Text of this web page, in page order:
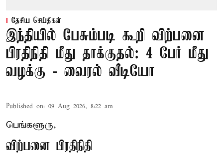
தேசிய செய்திகள்
இந்தியில் பேசும்படி கூறி விற்பனை
பிரதிநிதி மீது தாக்குதல்: 4 பேர் மீது
வழக்கு - வைரல் வீடியோ
Published on: 09 Aug 2026, 8:22 am
பெங்களூரு,
விற்பனை பிரதிநிதி